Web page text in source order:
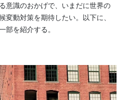
意識のおかげで、いまだに世界の
変動対策を期待したい。以下に、
部を紹介する。